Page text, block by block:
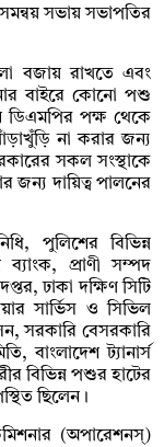
সমন্বয় সভায় সভাপতির
বজায় রাখতে এবং
বাইরে কোনো পশু
ডিএমপির পক্ষ থেকে
না করার জন্য
সকল সংস্থাকে
জন্য দায়িত্ব পালনের
পুলিশের বিভিন্ন
ব্যাংক, প্রাণী সম্পদ
ঢাকা দক্ষিণ সিটি
সার্ভিস ও সিভিল
সরকারি বেসরকারি
বাংলাদেশ ট্যানার্স
বিভিন্ন পশুর হাটের
ছিলেন।
(অপারেশনস্)